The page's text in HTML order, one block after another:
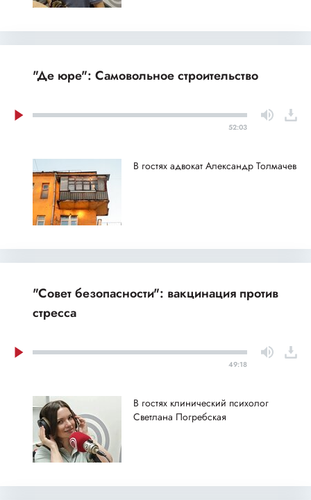
"Де юре": Самовольное строительство
52:03
В гостях адвокат Александр Толмачев
"Совет безопасности": вакцинация против
стресса
49:18
В гостях клинический психолог
Светлана Погребская